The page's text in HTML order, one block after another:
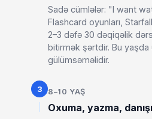
Sadə cümlələr: "I want
Flashcard oyunları,
2–3 dəfə 30 dəqiqəlik
bitirmək şərtdir. Bu yaşda
gülümsəməlidir.
3 8–10 YAŞ
Oxuma, yazma,